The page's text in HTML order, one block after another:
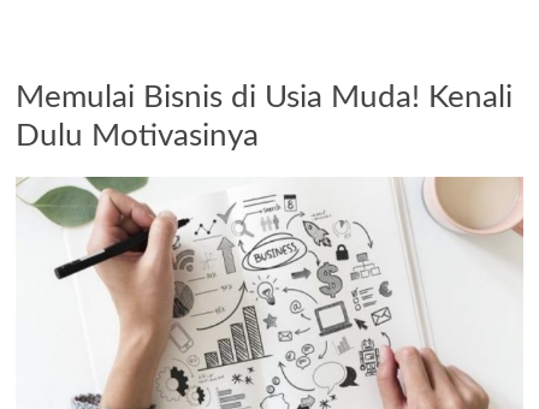
Memulai Bisnis di Usia Muda! Kenali
Dulu Motivasinya